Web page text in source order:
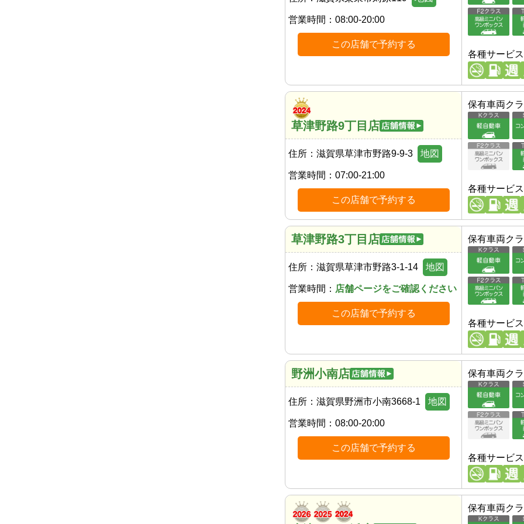
営業時間： 08:00-20:00
この店舗で予約する
各種サービス
草津野路9丁目店
住所： 滋賀県草津市野路9-9-3 地図
営業時間： 07:00-21:00
この店舗で予約する
保有車両ク
各種サービス
草津野路3丁目店
住所： 滋賀県草津市野路3-1-14 地図
営業時間： 店舗ページをご確認ください
この店舗で予約する
保有車両ク
各種サービス
野洲小南店
住所： 滋賀県野洲市小南3668-1 地図
営業時間： 08:00-20:00
この店舗で予約する
保有車両ク
各種サービス
保有車両ク